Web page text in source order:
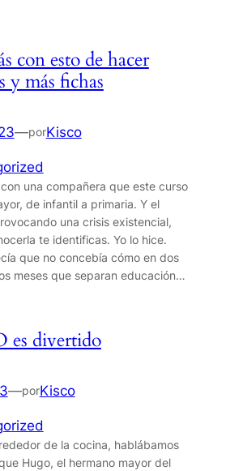
con esto de hacer
y más fichas
—porKisco
una compañera que este curso
de infantil a primaria. Y el
una crisis existencial,
te identificas. Yo lo hice.
que no concebía cómo en dos
meses que separan educación…
es divertido
—porKisco
de la cocina, hablábamos
Hugo, el hermano mayor del